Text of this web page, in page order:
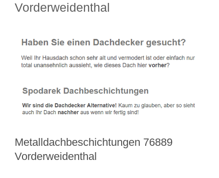
Vorderweidenthal
Metalldachbeschichtungen 76889
Vorderweidenthal